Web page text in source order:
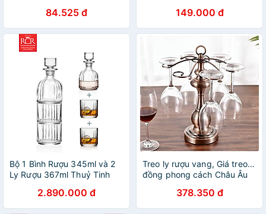
84.525 đ 149.000 đ
Bộ 1 Bình Rượu 345ml và 2
Ly Rượu 367ml Thuỷ Tinh
2.890.000 đ
Treo ly rượu vang, Giá treo ly
đồng phong cách Châu Âu
378.350 đ